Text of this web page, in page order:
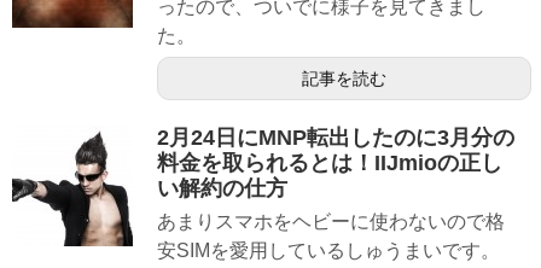
ったので、ついでに様子を見てきまし
た。
記事を読む
2月24日にMNP転出したのに3月分の
料金を取られるとは！IIJmioの正し
い解約の仕方
あまりスマホをヘビーに使わないので格
安SIMを愛用しているしゅうまいです。